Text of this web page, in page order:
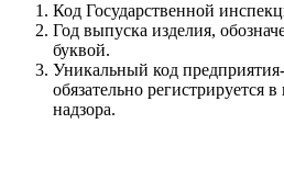
Код Государственной
Год выпуска изделия,
буквой.
Уникальный код
обязательно регистрируется
надзора.